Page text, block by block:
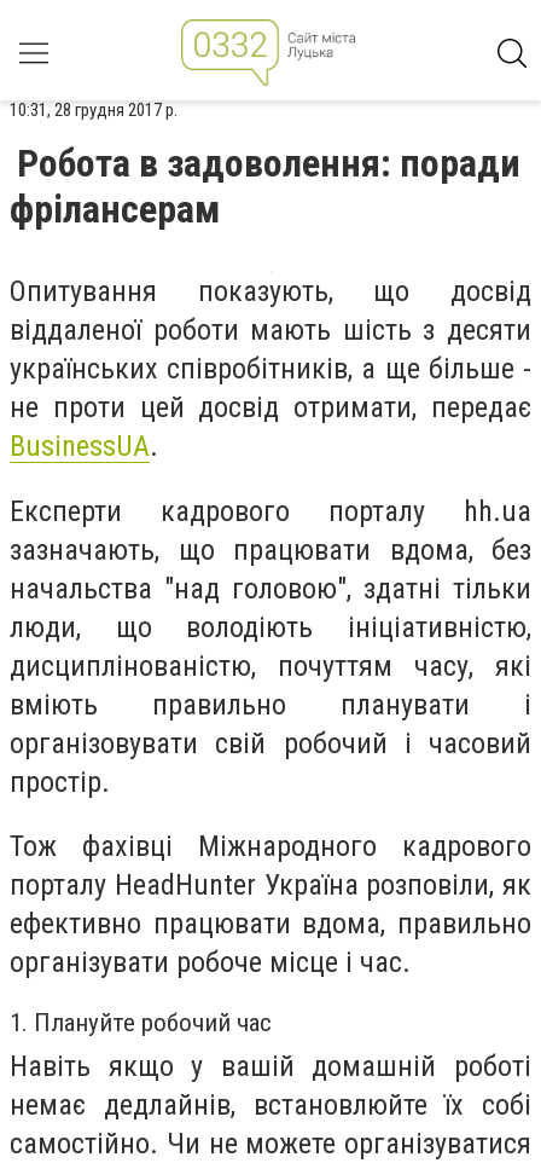
10:31, 28 грудня 2017 р.
Робота в задоволення: поради
фрілансерам
Опитування показують, що досвід
віддаленої роботи мають шість з десяти
українських співробітників, а ще більше -
не проти цей досвід отримати, передає
BusinessUA.
Експерти кадрового порталу hh.ua
зазначають, що працювати вдома, без
начальства "над головою", здатні тільки
люди, що володіють ініціативністю,
дисциплінованістю, почуттям часу, які
вміють правильно планувати і
організовувати свій робочий і часовий
простір.
Тож фахівці Міжнародного кадрового
порталу HeadHunter Україна розповіли, як
ефективно працювати вдома, правильно
організувати робоче місце і час.
1. Плануйте робочий час
Навіть якщо у вашій домашній роботі
немає дедлайнів, встановлюйте їх собі
самостійно. Чи не можете організуватися